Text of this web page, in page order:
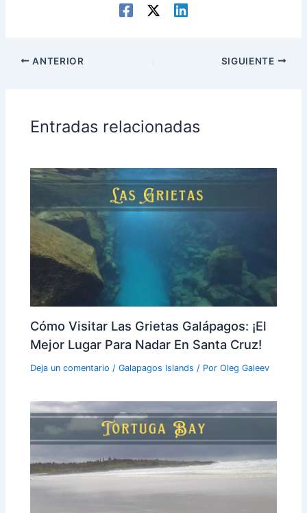
ANTERIOR SIGUIENTE
Entradas relacionadas
Cómo Visitar Las Grietas Galápagos: ¡El
Mejor Lugar Para Nadar En Santa Cruz!
Deja un comentario /Galapagos Islands / PorOleg Galeev